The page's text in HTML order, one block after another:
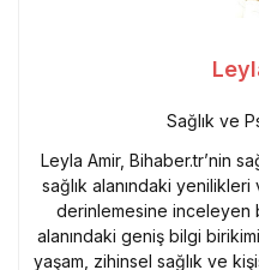
Sağlık ve
Leyla Amir, Bihaber.tr’nin
sağlık alanındaki
derinlemesine inceleyen
alanındaki geniş bilgi
yaşam, zihinsel sağlık ve